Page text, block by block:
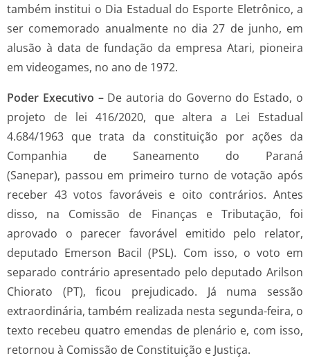
também institui o Dia Estadual do Esporte Eletrônico, a
ser comemorado anualmente no dia 27 de junho, em
alusão à data de fundação da empresa Atari, pioneira
em videogames, no ano de 1972.
Poder Executivo – De autoria do Governo do Estado, o
projeto de lei 416/2020, que altera a Lei Estadual
4.684/1963 que trata da constituição por ações da
Companhia de Saneamento do Paraná
(Sanepar), passou em primeiro turno de votação após
receber 43 votos favoráveis e oito contrários. Antes
disso, na Comissão de Finanças e Tributação, foi
aprovado o parecer favorável emitido pelo relator,
deputado Emerson Bacil (PSL). Com isso, o voto em
separado contrário apresentado pelo deputado Arilson
Chiorato (PT), ficou prejudicado. Já numa sessão
extraordinária, também realizada nesta segunda-feira, o
texto recebeu quatro emendas de plenário e, com isso,
retornou à Comissão de Constituição e Justiça.